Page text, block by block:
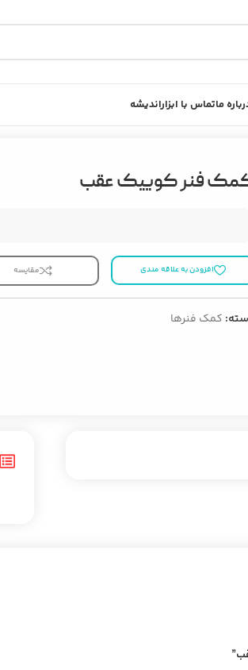
ماتماس با ابزاراندیشه
فنر کوییک عقب
افزودن به علاقه مندی مقایسه
کمک فنرها